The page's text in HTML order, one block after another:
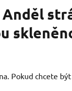
Anděl
Pokud chcete